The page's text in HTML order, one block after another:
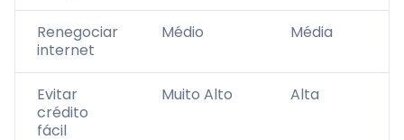
Renegociar
internet
Médio Média
Evitar
crédito
fácil
Muito Alto Alta